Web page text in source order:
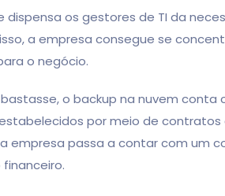
dispensa os gestores de TI da
a empresa consegue se
o negócio.
o backup na nuvem conta
por meio de
a empresa passa a contar com um